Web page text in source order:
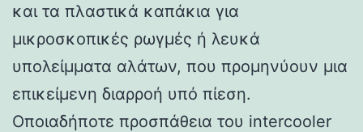
και τα πλαστικά καπάκια για
μικροσκοπικές ρωγμές ή λευκά
υπολείμματα αλάτων, που προμηνύουν μια
επικείμενη διαρροή υπό πίεση.
Οποιαδήποτε προσπάθεια του intercooler